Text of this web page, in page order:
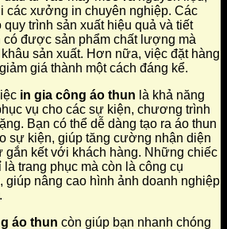
các xưởng in chuyên nghiệp. Các
trình sản xuất hiệu quả và tiết
có được sản phẩm chất lượng mà
sản xuất. Hơn nữa, việc đặt hàng
giá thành một cách đáng kể.
in gia công áo thun là khả năng
vụ cho các sự kiện, chương trình
Bạn có thể dễ dàng tạo ra áo thun
sự kiện, giúp tăng cường nhận diện
gắn kết với khách hàng. Những chiếc
trang phục mà còn là công cụ
giúp nâng cao hình ảnh doanh nghiệp
áo thun còn giúp bạn nhanh chóng